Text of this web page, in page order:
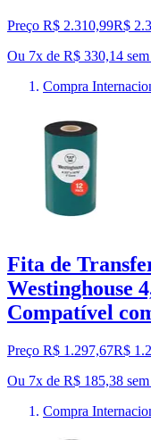
Preço R$ 2.310,99R$
Ou 7x de R$ 330,14
Compra
Fita de
Westinghouse
Compatível
Preço R$ 1.297,67R$
Ou 7x de R$ 185,38
Compra